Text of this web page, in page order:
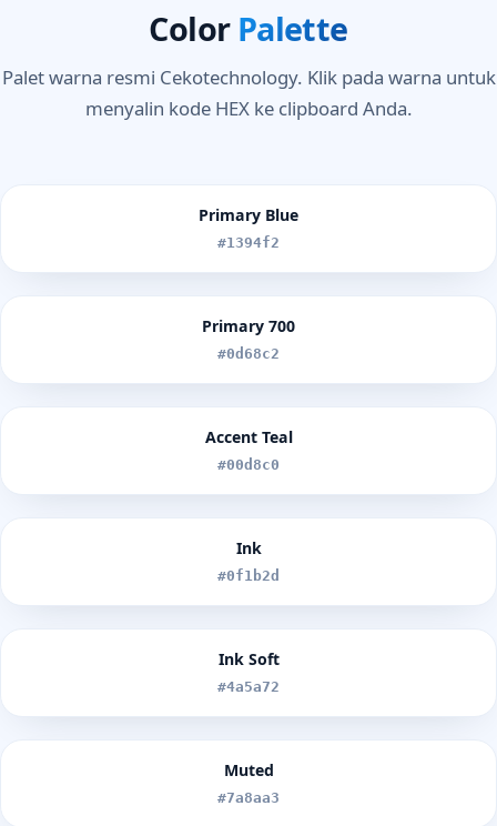
Color Palette
Palet warna resmi Cekotechnology. Klik pada warna untuk
menyalin kode HEX ke clipboard Anda.
Primary Blue
#1394f2
Primary 700
#0d68c2
Accent Teal
#00d8c0
Ink
#0f1b2d
Ink Soft
#4a5a72
Muted
#7a8aa3